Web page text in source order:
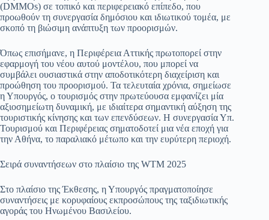
(DMMOs) σε τοπικό και περιφερειακό επίπεδο, που
προωθούν τη συνεργασία δημόσιου και ιδιωτικού τομέα, με
σκοπό τη βιώσιμη ανάπτυξη των προορισμών.
Όπως επισήμανε, η Περιφέρεια Αττικής πρωτοπορεί στην
εφαρμογή του νέου αυτού μοντέλου, που μπορεί να
συμβάλει ουσιαστικά στην αποδοτικότερη διαχείριση και
προώθηση του προορισμού. Τα τελευταία χρόνια, σημείωσε
η Υπουργός, ο τουρισμός στην πρωτεύουσα εμφανίζει μία
αξιοσημείωτη δυναμική, με ιδιαίτερα σημαντική αύξηση της
τουριστικής κίνησης και των επενδύσεων. Η συνεργασία Υπ.
Τουρισμού και Περιφέρειας σηματοδοτεί μια νέα εποχή για
την Αθήνα, το παραλιακό μέτωπο και την ευρύτερη περιοχή.
Σειρά συναντήσεων στο πλαίσιο της WTM 2025
Στο πλαίσιο της Έκθεσης, η Υπουργός πραγματοποίησε
συναντήσεις με κορυφαίους εκπροσώπους της ταξιδιωτικής
αγοράς του Ηνωμένου Βασιλείου.